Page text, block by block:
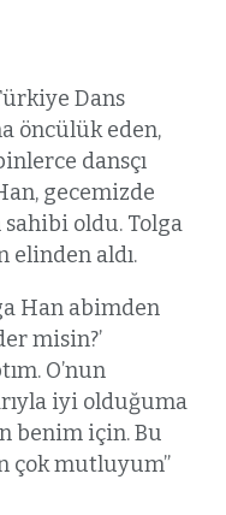
Dans
öncülük eden,
dansçı
gecemizde
sahibi oldu. Tolga
elinden aldı.
Han abimden
misin?’
O’nun
iyi olduğuma
benim için. Bu
çok mutluyum”